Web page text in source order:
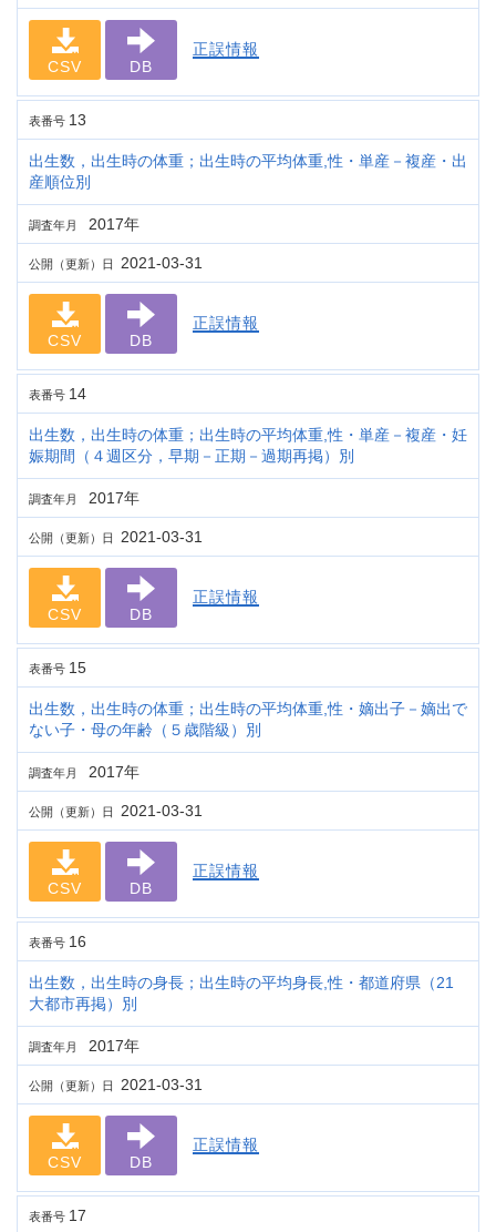
CSV DB
正誤情報
表番号 13
出生数，出生時の体重；出生時の平均体重,性・単産－複産・出
産順位別
調査年月 2017年
公開（更新）日 2021-03-31
CSV DB
正誤情報
表番号 14
出生数，出生時の体重；出生時の平均体重,性・単産－複産・妊
娠期間（４週区分，早期－正期－過期再掲）別
調査年月 2017年
公開（更新）日 2021-03-31
CSV DB
正誤情報
表番号 15
出生数，出生時の体重；出生時の平均体重,性・嫡出子－嫡出で
ない子・母の年齢（５歳階級）別
調査年月 2017年
公開（更新）日 2021-03-31
CSV DB
正誤情報
表番号 16
出生数，出生時の身長；出生時の平均身長,性・都道府県（21
大都市再掲）別
調査年月 2017年
公開（更新）日 2021-03-31
CSV DB
正誤情報
表番号 17